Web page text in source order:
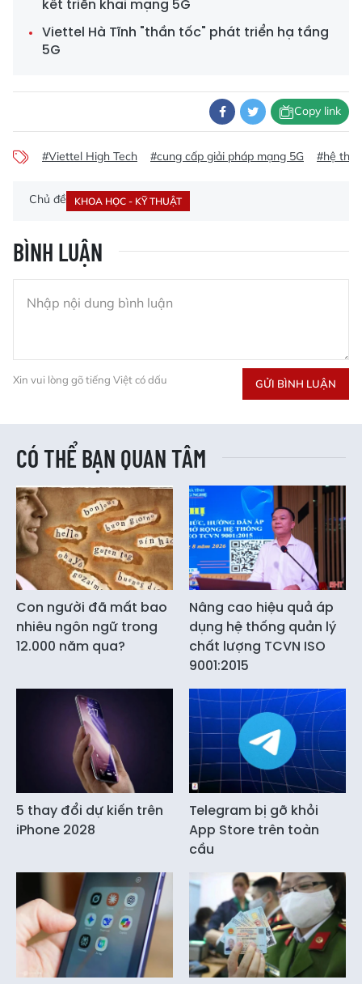
kết triển khai mạng 5G
Viettel Hà Tĩnh "thần tốc" phát triển hạ tầng
5G
Copy link
#Viettel High Tech #cung cấp giải pháp mạng 5G #hệ
Chủ đề KHOA HỌC - KỸ THUẬT
BÌNH LUẬN
Xin vui lòng gõ tiếng Việt có dấu GỬI BÌNH LUẬN
CÓ THỂ BẠN QUAN TÂM
Con người đã mất bao
nhiêu ngôn ngữ trong
12.000 năm qua?
Nâng cao hiệu quả áp
dụng hệ thống quản lý
chất lượng TCVN ISO
9001:2015
5 thay đổi dự kiến trên
iPhone 2028
Telegram bị gỡ khỏi
App Store trên toàn
cầu